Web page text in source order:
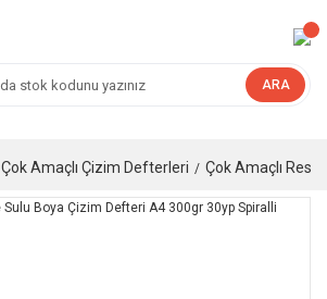
ARA
Çok Amaçlı Çizim Defterleri Çok Amaçlı